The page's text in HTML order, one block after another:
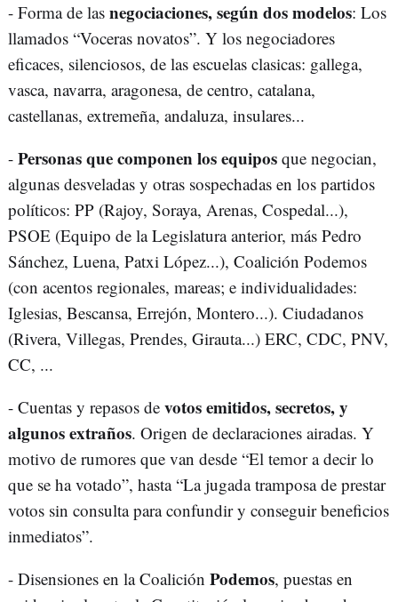
- Forma de las negociaciones, según dos modelos: Los
llamados “Voceras novatos”. Y los negociadores
eficaces, silenciosos, de las escuelas clasicas: gallega,
vasca, navarra, aragonesa, de centro, catalana,
castellanas, extremeña, andaluza, insulares...
- Personas que componen los equipos que negocian,
algunas desveladas y otras sospechadas en los partidos
políticos: PP (Rajoy, Soraya, Arenas, Cospedal...),
PSOE (Equipo de la Legislatura anterior, más Pedro
Sánchez, Luena, Patxi López...), Coalición Podemos
(con acentos regionales, mareas; e individualidades:
Iglesias, Bescansa, Errejón, Montero...). Ciudadanos
(Rivera, Villegas, Prendes, Girauta...) ERC, CDC, PNV,
CC, ...
- Cuentas y repasos de votos emitidos, secretos, y
algunos extraños. Origen de declaraciones airadas. Y
motivo de rumores que van desde “El temor a decir lo
que se ha votado”, hasta “La jugada tramposa de prestar
votos sin consulta para confundir y conseguir beneficios
inmediatos”.
- Disensiones en la Coalición Podemos, puestas en